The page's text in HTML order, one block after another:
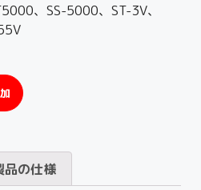
、SS-5000、ST-3V、
品の仕様